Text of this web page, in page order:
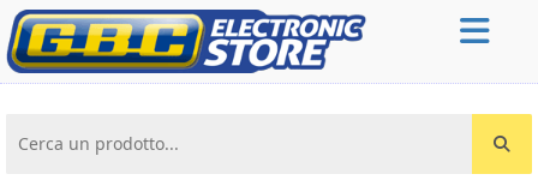
Cerca un prodotto...